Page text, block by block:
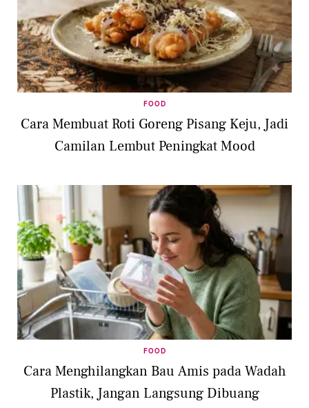
FOOD
Cara Membuat Roti Goreng Pisang Keju, Jadi
Camilan Lembut Peningkat Mood
FOOD
Cara Menghilangkan Bau Amis pada Wadah
Plastik, Jangan Langsung Dibuang